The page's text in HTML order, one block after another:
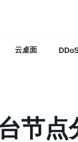
云桌面
节点